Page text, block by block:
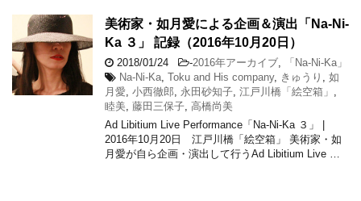
美術家・如月愛による企画＆演出「Na-Ni-
Ka ３」 記録（2016年10月20日）
2018/01/24 -2016年アーカイブ
「Na-Ni-Ka」
Na-Ni-Ka Toku and His company, きゅうり
如
月愛 小西徹郎 永田砂知子 江戸川橋「絵空箱」
睦美 藤田三保子 高橋尚美
Ad Libitium Live Performance「Na-Ni-Ka ３」 |
2016年10月20日 江戸川橋「絵空箱」 美術家・如
月愛が自ら企画・演出して行うAd Libitium Live …